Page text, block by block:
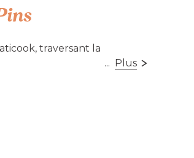
traversant la
... Plus